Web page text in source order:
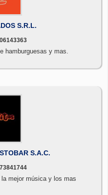
S.R.L.
aperuanados s.r.l. 2080 burger place hamburguesas y mas.
S.A.C.
mejor música y los mas